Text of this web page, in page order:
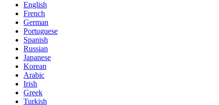
English
French
German
Portuguese
Spanish
Russian
Japanese
Korean
Arabic
Irish
Greek
Turkish